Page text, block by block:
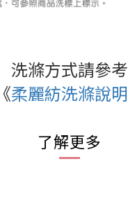
洗滌方式請參考
《柔麗紡洗滌說明
了解更多